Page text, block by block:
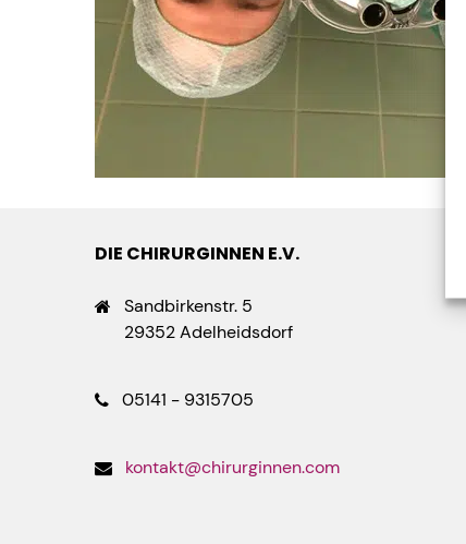
DIE CHIRURGINNEN E.V.
Sandbirkenstr. 5
29352 Adelheidsdorf
05141 - 9315705
kontakt@chirurginnen.com